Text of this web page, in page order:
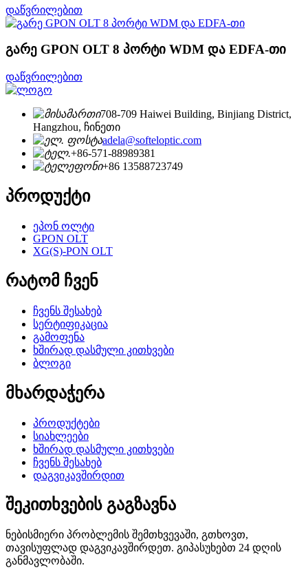
დაწვრილებით
გარე GPON OLT 8 პორტი WDM და EDFA-თი
დაწვრილებით
708-709 Haiwei Building, Binjiang District,
Hangzhou, ჩინეთი
adela@softeloptic.com
+86-571-88989381
+86 13588723749
პროდუქტი
ეპონ ოლტი
GPON OLT
XG(S)-PON OLT
რატომ ჩვენ
ჩვენს შესახებ
სერტიფიკაცია
გამოფენა
ხშირად დასმული კითხვები
ბლოგი
მხარდაჭერა
პროდუქტები
სიახლეები
ხშირად დასმული კითხვები
ჩვენს შესახებ
დაგვიკავშირდით
შეკითხვების გაგზავნა
ნებისმიერი პრობლემის შემთხვევაში, გთხოვთ,
თავისუფლად დაგვიკავშირდეთ. გიპასუხებთ 24 დღის
განმავლობაში.